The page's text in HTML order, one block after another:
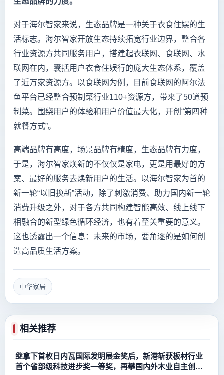
对于海尔智家来说，生态品牌是一种关于衣食住娱的生
活标志。海尔智家开放生态持续拓宽行业边界，整合各
行业资源方共同服务用户，搭建起衣联网、食联网、水
联网在内，囊括用户衣食住娱行的庞大生态体系，覆盖
了近万家资源方。以食联网为例，目前食联网的阿尔法
鱼平台已经整合预制菜行业110+资源方，带来了50道预
制菜。围绕用户的体验和用户价值最大化，开创“第四种
就餐方式”。
高端品牌有高度，场景品牌有精度，生态品牌有力度，
于是，海尔智家焕新的不仅仅是家电，更是用最好的方
案、最好的服务去焕新用户的生活。以海尔智家为首的
新一轮“以旧换新”活动，除了刺激消费、助力国内新一轮
消费升级之外，对于各方共同构建智能高效、线上线下
相融合的新型绿色循环经济，也有着至关重要的意义。
这也透露出一个信息：未来的市场，要角逐的是如何创
造高品质生活方案。
中华家居
相关推荐
继拿下首枚日内瓦国际发明展金奖后，新港斩获板材行业
首个省部级科技进步奖一等奖，再攀国内外木业自主创新